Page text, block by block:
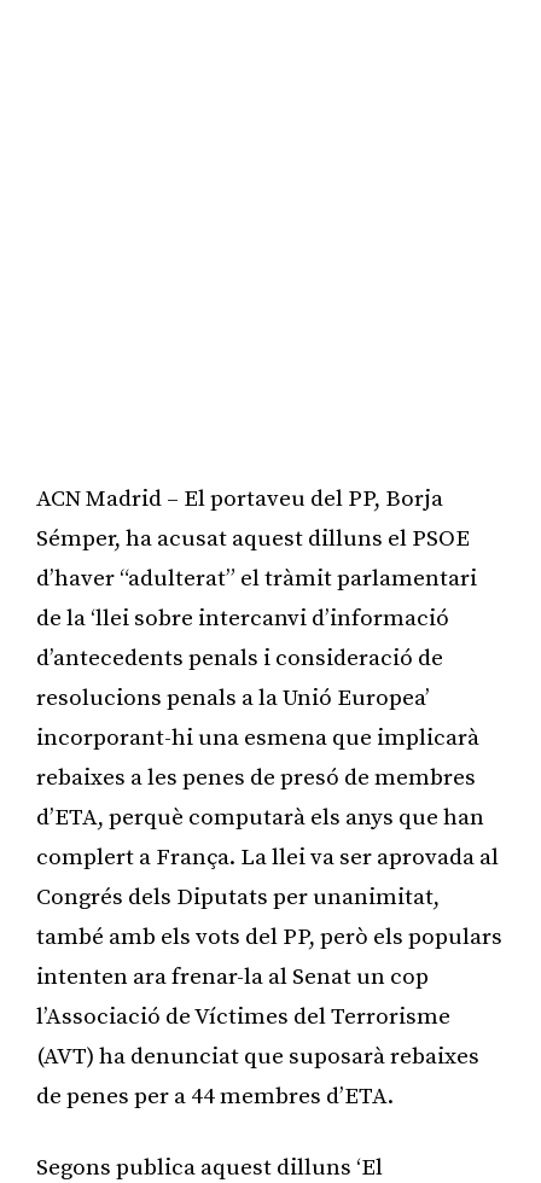
ACN Madrid – El portaveu del PP, Borja
Sémper, ha acusat aquest dilluns el PSOE
d’haver “adulterat” el tràmit parlamentari
de la ‘llei sobre intercanvi d’informació
d’antecedents penals i consideració de
resolucions penals a la Unió Europea’
incorporant-hi una esmena que implicarà
rebaixes a les penes de presó de membres
d’ETA, perquè computarà els anys que han
complert a França. La llei va ser aprovada al
Congrés dels Diputats per unanimitat,
també amb els vots del PP, però els populars
intenten ara frenar-la al Senat un cop
l’Associació de Víctimes del Terrorisme
(AVT) ha denunciat que suposarà rebaixes
de penes per a 44 membres d’ETA.
Segons publica aquest dilluns ‘El